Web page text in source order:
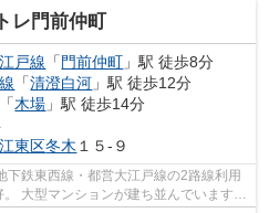
レ門前仲町
戸線 「 門前仲町 」駅 徒歩8分
「清澄白河 」駅 徒歩12分
「木場 」駅 徒歩14分
江東区冬木 １５-９
す